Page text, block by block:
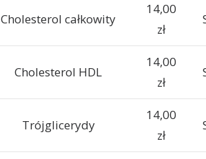
Cholesterol całkowity
14,00
zł
Cholesterol HDL
14,00
zł
Trójglicerydy
14,00
zł